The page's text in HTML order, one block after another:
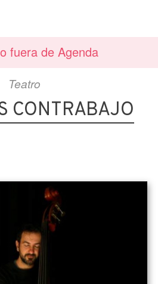
fuera de Agenda
Teatro
CONTRABAJO